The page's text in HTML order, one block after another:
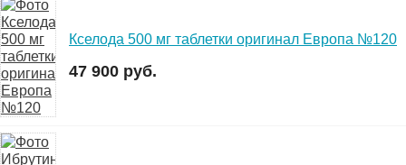
Кселода 500 мг таблетки оригинал Европа №120
47 900 руб.